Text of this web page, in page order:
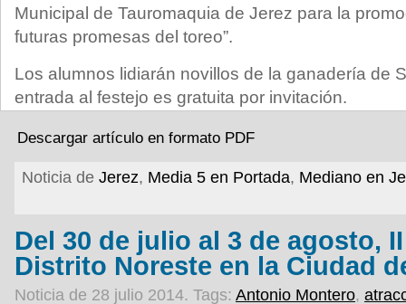
Municipal de Tauromaquia de Jerez para la
futuras promesas del toreo”.
Los alumnos lidiarán novillos de la ganadería de
entrada al festejo es gratuita por invitación.
Descargar artículo en formato PDF
Noticia de Jerez, Media 5 en Portada, Mediano en
Del 30 de julio al 3 de agosto,
Distrito Noreste en la Ciudad
Noticia de 28 julio 2014. Tags: Antonio Montero,